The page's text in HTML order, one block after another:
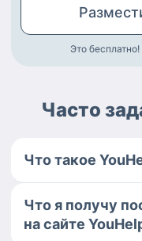
Это
Часто
Что такое
Что я получу
на сайте